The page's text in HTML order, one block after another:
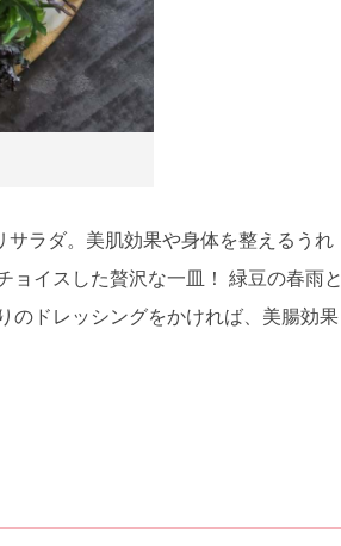
サラダ。美肌効果や身体を整えるうれ
ョイスした贅沢な一皿！ 緑豆の春雨と
のドレッシングをかければ、美腸効果